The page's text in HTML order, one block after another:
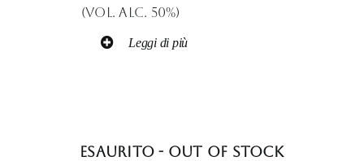
(Vol. Alc. 50%)
Leggi di più
Esaurito - Out of stock